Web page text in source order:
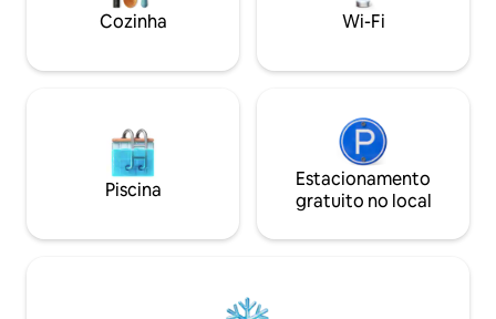
Cozinha Wi-Fi
Piscina
Estacionamento
gratuito no local